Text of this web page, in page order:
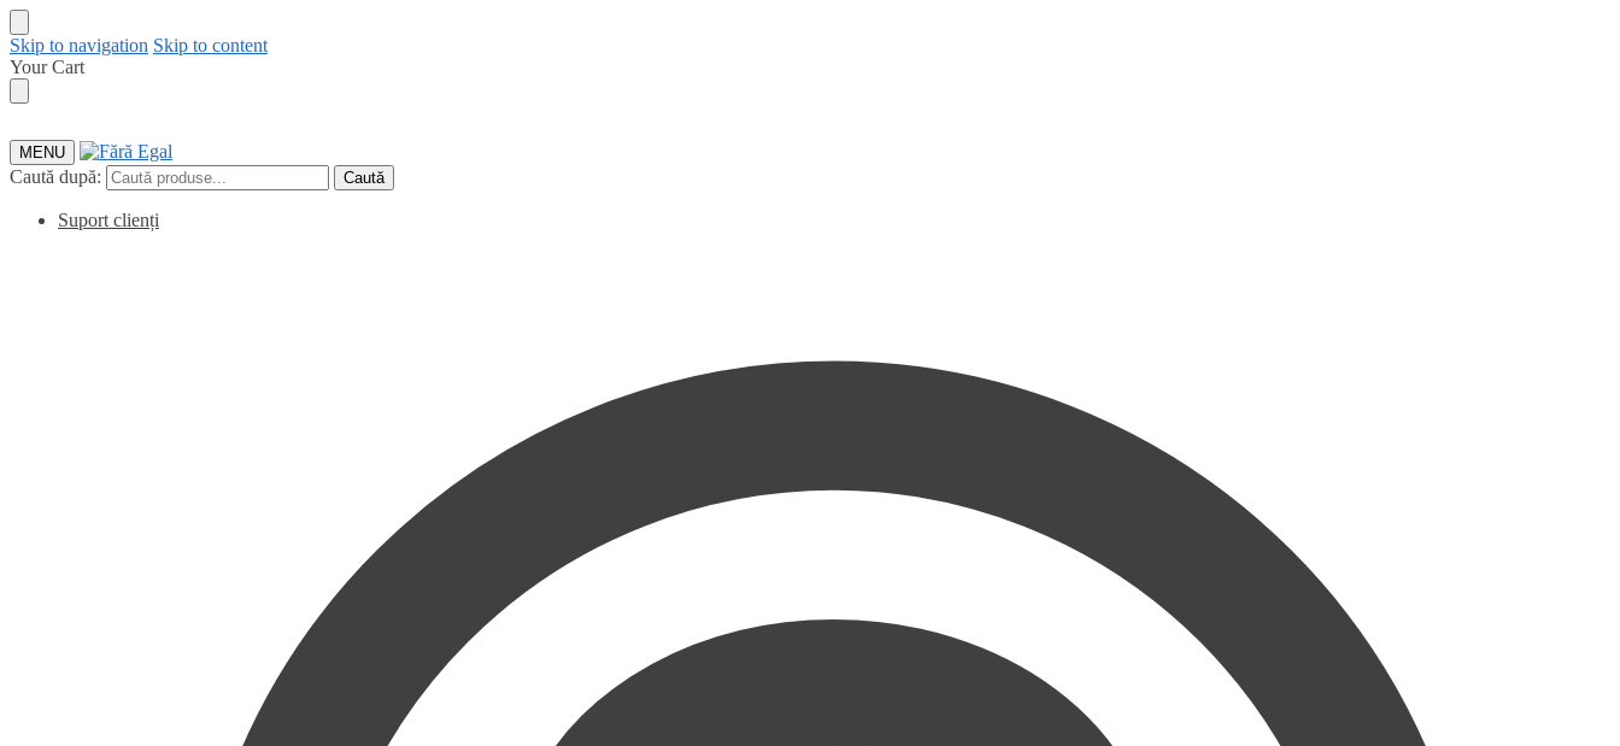
Skip to navigation Skip to content
Your Cart
MENU
Caută după: Caută
Suport clienți